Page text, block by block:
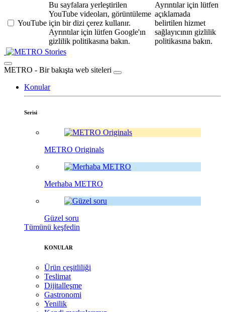
YouTube
Bu sayfalara yerleştirilen
YouTube videoları, görüntüleme
için bir dizi çerez kullanır.
Ayrıntılar için lütfen Google'ın
gizlilik politikasına bakın.
Ayrıntılar için lütfen
açıklamada
belirtilen hizmet
sağlayıcının gizlilik
politikasına bakın.
Stories
METRO - Bir bakışta web siteleri
Konular
Serisi
METRO Originals
Merhaba METRO
Güzel soru
Tümünü keşfedin
KONULAR
Ürün çeşitliliği
Teslimat
Dijitalleşme
Gastronomi
Yenilik